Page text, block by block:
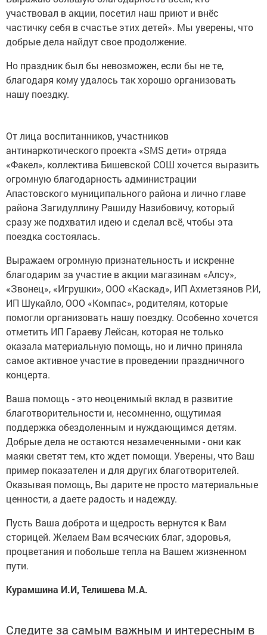
участвовал в акции, посетил наш приют и внёс
частичку себя в счастье этих детей». Мы уверены, что
добрые дела найдут свое продолжение.
Но праздник был бы невозможен, если бы не те,
благодаря кому удалось так хорошо организовать
нашу поездку.
От лица воспитанников, участников
антинаркотического проекта «SMS дети» отряда
«Факел», коллектива Бишевской СОШ хочется выразить
огромную благодарность администрации
Апастовского муниципального района и лично главе
района Загидуллину Рашиду Назибовичу, который
сразу же подхватил идею и сделал всё, чтобы эта
поездка состоялась.
Выражаем огромную признательность и искренне
благодарим за участие в акции магазинам «Алсу»,
«Звонец», «Игрушки», ООО «Каскад», ИП Ахметзянов Р.И,
ИП Шукайло, ООО «Компас», родителям, которые
помогли организовать нашу поездку. Особенно хочется
отметить ИП Гараеву Лейсан, которая не только
оказала материальную помощь, но и лично приняла
самое активное участие в проведении праздничного
концерта.
Ваша помощь - это неоценимый вклад в развитие
благотворительности и, несомненно, ощутимая
поддержка обездоленным и нуждающимся детям.
Добрые дела не остаются незамеченными - они как
маяки светят тем, кто ждет помощи. Уверены, что Ваш
пример показателен и для других благотворителей.
Оказывая помощь, Вы дарите не просто материальные
ценности, а даете радость и надежду.
Пусть Ваша доброта и щедрость вернутся к Вам
сторицей. Желаем Вам всяческих благ, здоровья,
процветания и побольше тепла на Вашем жизненном
пути.
Курамшина И.И, Телишева М.А.
Следите за самым важным и интересным в